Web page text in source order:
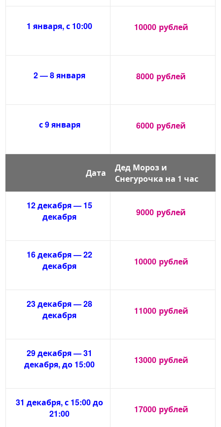
1 января, с 10:00 10000 рублей
2 — 8 января 8000 рублей
с 9 января 6000 рублей
Дата
Дед Мороз и
Снегурочка на 1 час
12 декабря — 15
декабря
9000 рублей
16 декабря — 22
декабря
10000 рублей
23 декабря — 28
декабря
11000 рублей
29 декабря — 31
декабря, до 15:00
13000 рублей
31 декабря, с 15:00 до
21:00
17000 рублей